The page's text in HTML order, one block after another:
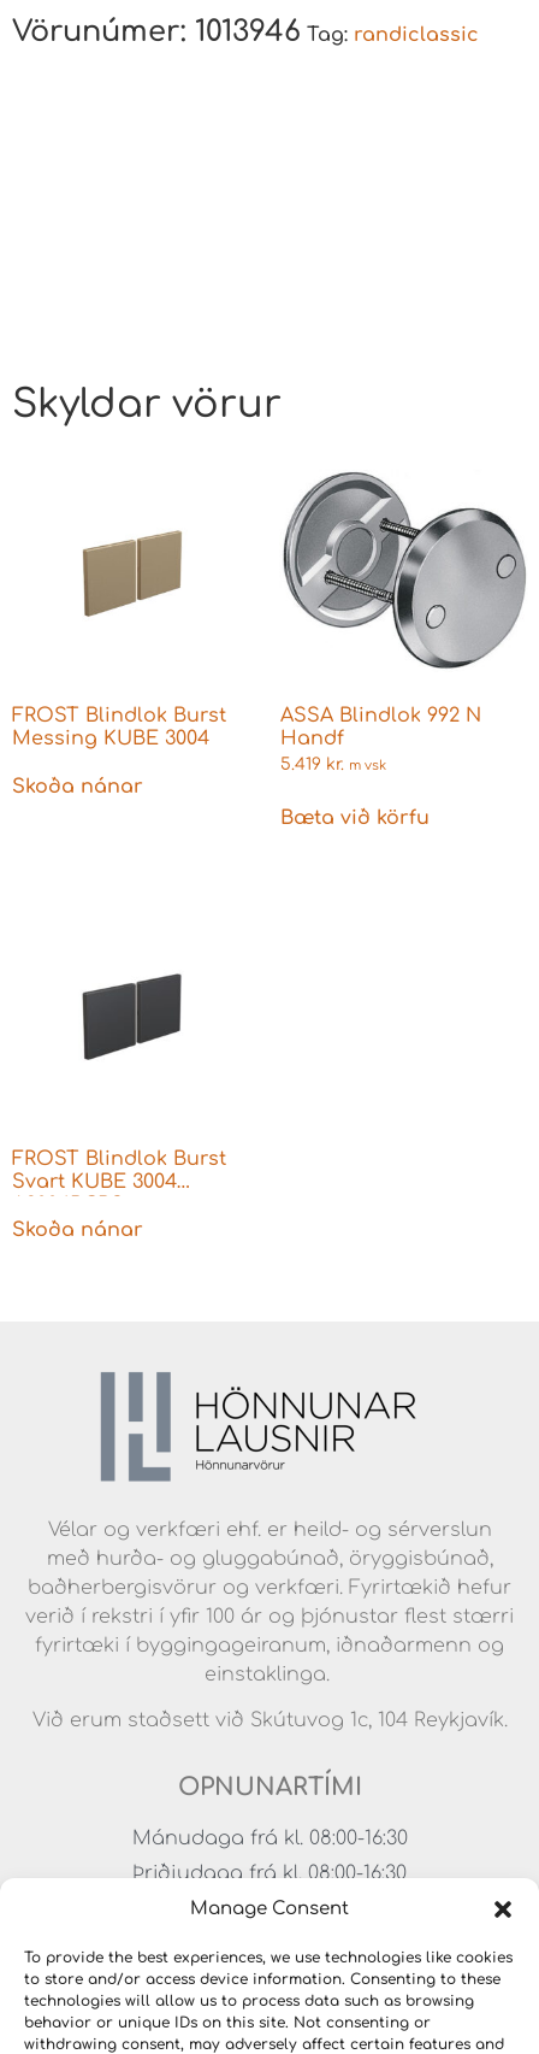
Manage Consent
To provide the best experiences, we use technologies like cookies
to store and/or access device information. Consenting to these
technologies will allow us to process data such as browsing
behavior or unique IDs on this site. Not consenting or
withdrawing consent, may adversely affect certain features and
Vörunúmer: 1013946 Tag: randiclassic
Skyldar vörur
FROST Blindlok Burst
Messing KUBE 3004
Skoða nánar
ASSA Blindlok 992 N
Handf
5.419 kr. m vsk
Bæta við körfu
FROST Blindlok Burst
Svart KUBE 3004
Skoða nánar
Vélar og verkfæri ehf. er heild- og sérverslun
með hurða- og gluggabúnað, öryggisbúnað,
baðherbergisvörur og verkfæri. Fyrirtækið hefur
verið í rekstri í yfir 100 ár og þjónustar flest stærri
fyrirtæki í byggingageiranum, iðnaðarmenn og
einstaklinga.
Við erum staðsett við Skútuvog 1c, 104 Reykjavík.
OPNUNARTÍMI
Mánudaga frá kl. 08:00-16:30
Þriðjudaga frá kl. 08:00-16:30
Miðvikudaga frá kl. 08:00-16:30
Föstudaga frá kl. 08:00-15:00
Lokað um helgar